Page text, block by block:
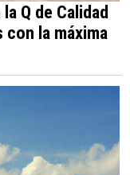
Q de Calidad
la máxima